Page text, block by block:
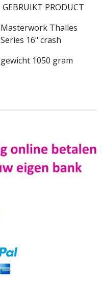
GEBRUIKT PRODUCT
Masterwork Thalles
Series 16" crash
gewicht 1050 gram